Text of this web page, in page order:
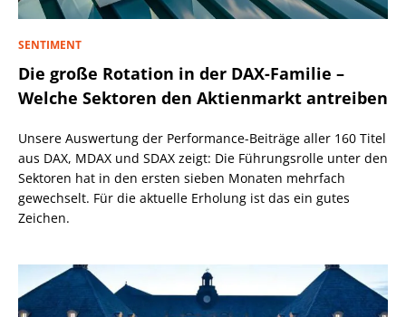
SENTIMENT
Die große Rotation in der DAX-Familie –
Welche Sektoren den Aktienmarkt antreiben
Unsere Auswertung der Performance-Beiträge aller 160 Titel
aus DAX, MDAX und SDAX zeigt: Die Führungsrolle unter den
Sektoren hat in den ersten sieben Monaten mehrfach
gewechselt. Für die aktuelle Erholung ist das ein gutes
Zeichen.